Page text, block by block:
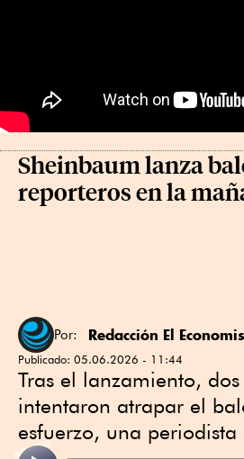
Sheinbaum lanza
reporteros en la
Por: Redacción El
Publicado: 05.06.2026 - 11:44
Tras el lanzamiento,
intentaron atrapar el
esfuerzo, una periodista